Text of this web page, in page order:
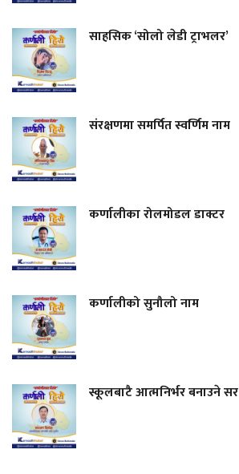
साहसिक ‘सोलो लेडी ट्राभलर’
संरक्षणमा समर्पित स्वर्णिम नाम
कर्णालीका रोलमोडल डाक्टर
कर्णालीको सुनौलो नाम
स्कूलबाटै आत्मनिर्भर बनाउने सर